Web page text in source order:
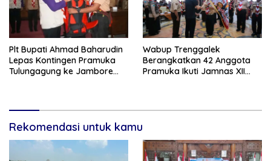
Plt Bupati Ahmad Baharudin
Lepas Kontingen Pramuka
Tulungagung ke Jambore
Wabup Trenggalek
Berangkatkan 42 Anggota
Pramuka Ikuti Jamnas XII
Rekomendasi untuk kamu